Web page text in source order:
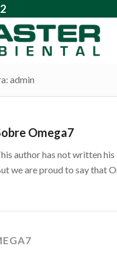
admin
Omega7
author has not written his
we are proud to say that